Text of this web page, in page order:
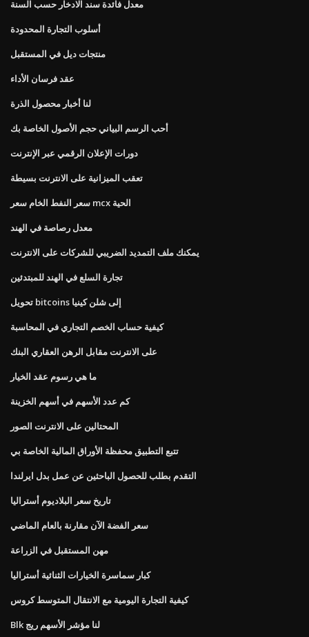
معدل فائدة سند الادخار حسب السنة
أسلوب التجارة المحدودة
منتجات ديل في المستقبل
عقد فرسان الأداء
لنا أخبار محصول الذرة
أحب الرسم البياني حجم الأصول الخاصة بك
دورات الإعلان الرقمي عبر الإنترنت
تعقب الميزانية على الانترنت بسيطة
سعر النفط الخام سعر mcx الحية
معدل رصاصة في الهند
يمكنك ملف التمديد الضريبي للشركات على الانترنت
تجارة السلع في الهند للمبتدئين
تحويل bitcoins إلى شلن كينيا
كيفية حساب الخصم التجاري في المحاسبة
على الانترنت مقابل الرهن العقاري البنك
ما هي رسوم عقد الخيار
كم عدد الأسهم في أسهم الخزينة
المحتالين على الانترنت الصور
تتبع التطبيق محفظة الأوراق المالية الخاصة بي
التقدم بطلب للحصول الباحثين عن عمل بدل ايرلندا
تاريخ سعر البلاديوم أستراليا
سعر الفضة الآن مقارنة بالعام الماضي
مهن المستقبل في الزراعة
كبار سماسرة الخيارات الثنائية أستراليا
كيفية التجارة اليومية مع الانتقال المتوسط ​​كروس
Blk لنا مؤشر الأسهم ريج